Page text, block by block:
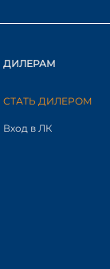
ДИЛЕРАМ
СТАТЬ ДИЛЕРОМ
Вход в ЛК